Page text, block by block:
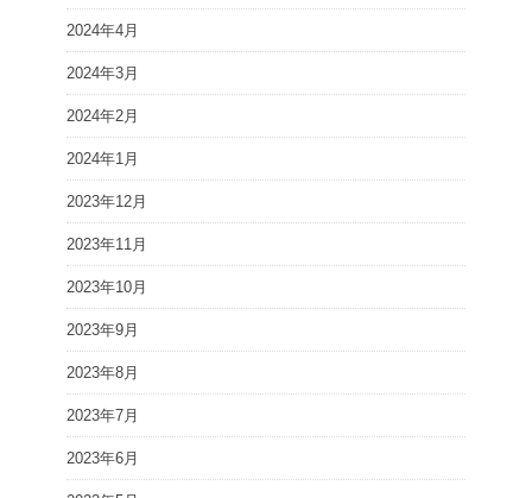
2024年4月
2024年3月
2024年2月
2024年1月
2023年12月
2023年11月
2023年10月
2023年9月
2023年8月
2023年7月
2023年6月